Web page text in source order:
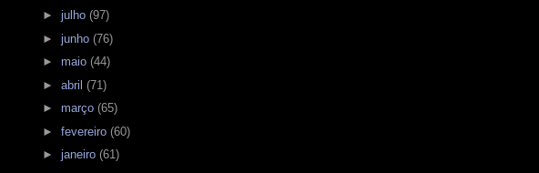
► julho (97)
► junho (76)
► maio (44)
► abril (71)
► março (65)
► fevereiro (60)
► janeiro (61)